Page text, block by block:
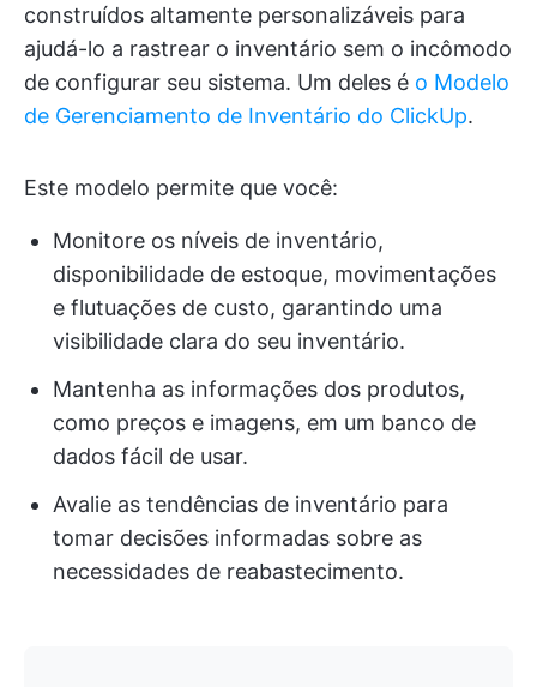
construídos altamente personalizáveis para
ajudá-lo a rastrear o inventário sem o incômodo
de configurar seu sistema. Um deles é o Modelo
de Gerenciamento de Inventário do ClickUp.
Este modelo permite que você:
Monitore os níveis de inventário,
disponibilidade de estoque, movimentações
e flutuações de custo, garantindo uma
visibilidade clara do seu inventário.
Mantenha as informações dos produtos,
como preços e imagens, em um banco de
dados fácil de usar.
Avalie as tendências de inventário para
tomar decisões informadas sobre as
necessidades de reabastecimento.